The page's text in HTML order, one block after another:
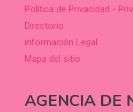
Política de Privacidad -
Directorio
información Legal
Mapa del sitio
AGENCIA DE